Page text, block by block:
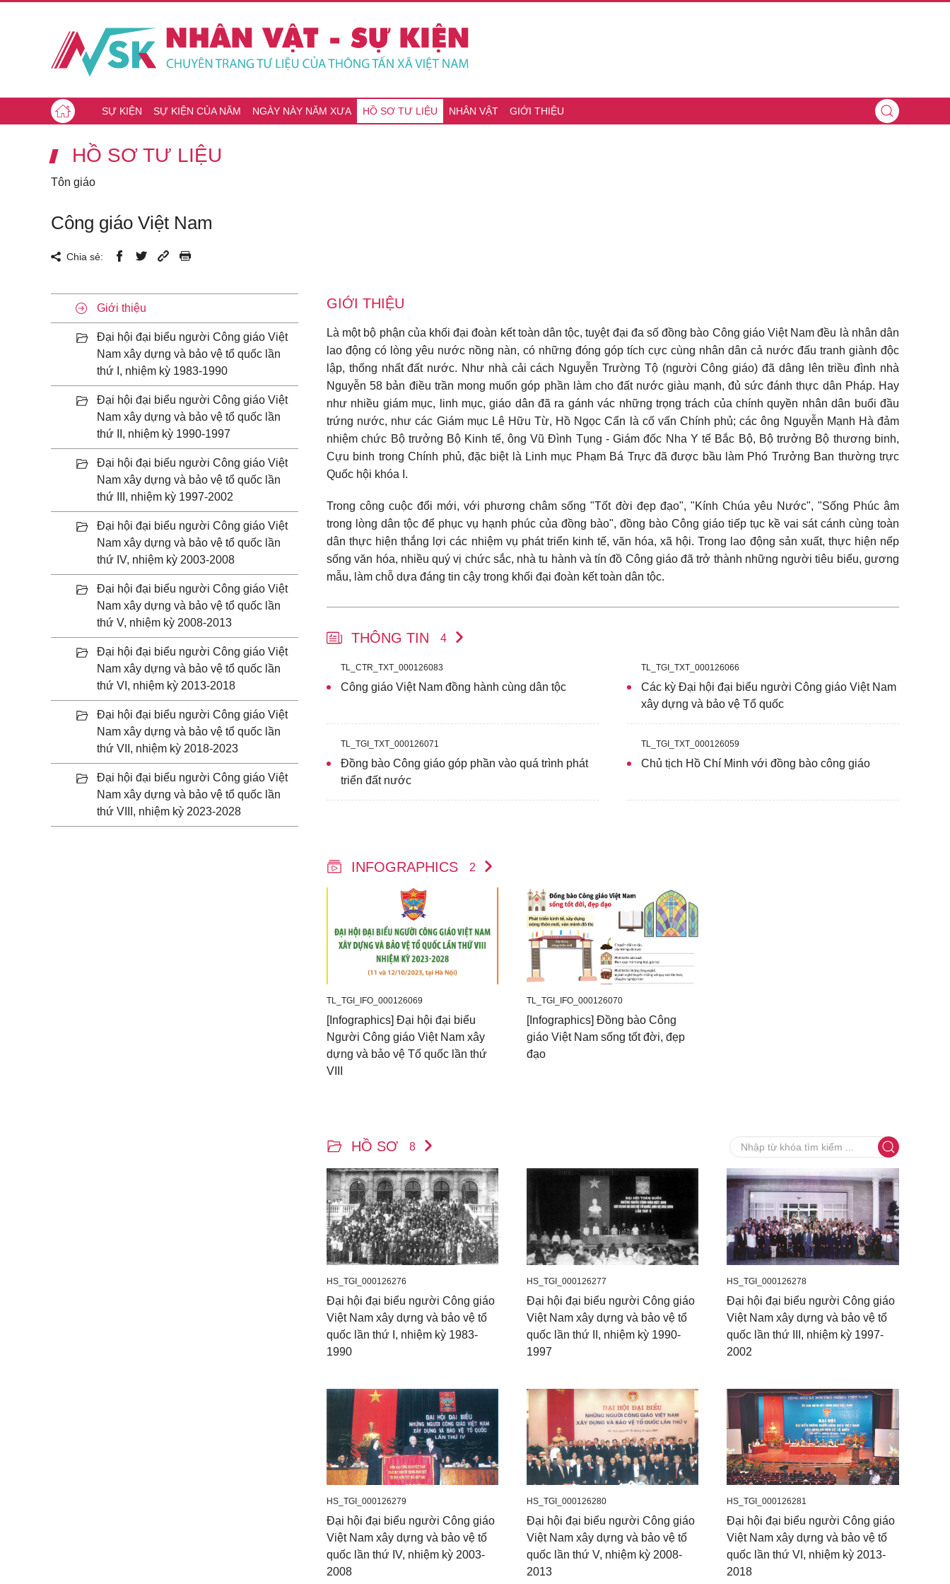
SỰ KIỆN SỰ KIỆN CỦA NĂM NGÀY NÀY NĂM XƯA HỒ SƠ TƯ LIỆU NHÂN VẬT GIỚI THIỆU
HỒ SƠ TƯ LIỆU
Tôn giáo
Công giáo Việt Nam
Chia sẻ:
Giới thiệu
Đại hội đại biểu người Công giáo Việt
Nam xây dựng và bảo vệ tổ quốc lần
thứ I, nhiệm kỳ 1983-1990
Đại hội đại biểu người Công giáo Việt
Nam xây dựng và bảo vệ tổ quốc lần
thứ II, nhiệm kỳ 1990-1997
Đại hội đại biểu người Công giáo Việt
Nam xây dựng và bảo vệ tổ quốc lần
thứ III, nhiệm kỳ 1997-2002
Đại hội đại biểu người Công giáo Việt
Nam xây dựng và bảo vệ tổ quốc lần
thứ IV, nhiệm kỳ 2003-2008
Đại hội đại biểu người Công giáo Việt
Nam xây dựng và bảo vệ tổ quốc lần
thứ V, nhiệm kỳ 2008-2013
Đại hội đại biểu người Công giáo Việt
Nam xây dựng và bảo vệ tổ quốc lần
thứ VI, nhiệm kỳ 2013-2018
Đại hội đại biểu người Công giáo Việt
Nam xây dựng và bảo vệ tổ quốc lần
thứ VII, nhiệm kỳ 2018-2023
Đại hội đại biểu người Công giáo Việt
Nam xây dựng và bảo vệ tổ quốc lần
thứ VIII, nhiệm kỳ 2023-2028
GIỚI THIỆU
Là một bộ phận của khối đại đoàn kết toàn dân tộc, tuyệt đại đa số đồng bào Công giáo Việt Nam đều là nhân dân
lao động có lòng yêu nước nồng nàn, có những đóng góp tích cực cùng nhân dân cả nước đấu tranh giành độc
lập, thống nhất đất nước. Như nhà cải cách Nguyễn Trường Tộ (người Công giáo) đã dâng lên triều đình nhà
Nguyễn 58 bản điều trần mong muốn góp phần làm cho đất nước giàu mạnh, đủ sức đánh thực dân Pháp. Hay
như nhiều giám mục, linh mục, giáo dân đã ra gánh vác những trọng trách của chính quyền nhân dân buổi đầu
trứng nước, như các Giám mục Lê Hữu Từ, Hồ Ngọc Cẩn là cố vấn Chính phủ; các ông Nguyễn Mạnh Hà đảm
nhiệm chức Bộ trưởng Bộ Kinh tế, ông Vũ Đình Tụng - Giám đốc Nha Y tế Bắc Bộ, Bộ trưởng Bộ thương binh,
Cựu binh trong Chính phủ, đặc biệt là Linh mục Phạm Bá Trực đã được bầu làm Phó Trưởng Ban thường trực
Quốc hội khóa I.
Trong công cuộc đổi mới, với phương châm sống "Tốt đời đẹp đạo", "Kính Chúa yêu Nước", "Sống Phúc âm
trong lòng dân tộc để phục vụ hạnh phúc của đồng bào", đồng bào Công giáo tiếp tục kề vai sát cánh cùng toàn
dân thực hiện thắng lợi các nhiệm vụ phát triển kinh tế, văn hóa, xã hội. Trong lao động sản xuất, thực hiện nếp
sống văn hóa, nhiều quý vị chức sắc, nhà tu hành và tín đồ Công giáo đã trở thành những người tiêu biểu, gương
mẫu, làm chỗ dựa đáng tin cậy trong khối đại đoàn kết toàn dân tộc.
THÔNG TIN 4
TL_CTR_TXT_000126083
Công giáo Việt Nam đồng hành cùng dân tộc
TL_TGI_TXT_000126066
Các kỳ Đại hội đại biểu người Công giáo Việt Nam
xây dựng và bảo vệ Tổ quốc
TL_TGI_TXT_000126071
Đồng bào Công giáo góp phần vào quá trình phát
triển đất nước
TL_TGI_TXT_000126059
Chủ tịch Hồ Chí Minh với đồng bào công giáo
INFOGRAPHICS 2
TL_TGI_IFO_000126069
[Infographics] Đại hội đại biểu
Người Công giáo Việt Nam xây
dựng và bảo vệ Tổ quốc lần thứ
VIII
TL_TGI_IFO_000126070
[Infographics] Đồng bào Công
giáo Việt Nam sống tốt đời, đẹp
đạo
HỒ SƠ 8
HS_TGI_000126276
Đại hội đại biểu người Công giáo
Việt Nam xây dựng và bảo vệ tổ
quốc lần thứ I, nhiệm kỳ 1983-
1990
HS_TGI_000126277
Đại hội đại biểu người Công giáo
Việt Nam xây dựng và bảo vệ tổ
quốc lần thứ II, nhiệm kỳ 1990-
1997
HS_TGI_000126278
Đại hội đại biểu người Công giáo
Việt Nam xây dựng và bảo vệ tổ
quốc lần thứ III, nhiệm kỳ 1997-
2002
HS_TGI_000126279
Đại hội đại biểu người Công giáo
Việt Nam xây dựng và bảo vệ tổ
quốc lần thứ IV, nhiệm kỳ 2003-
2008
HS_TGI_000126280
Đại hội đại biểu người Công giáo
Việt Nam xây dựng và bảo vệ tổ
quốc lần thứ V, nhiệm kỳ 2008-
2013
HS_TGI_000126281
Đại hội đại biểu người Công giáo
Việt Nam xây dựng và bảo vệ tổ
quốc lần thứ VI, nhiệm kỳ 2013-
2018